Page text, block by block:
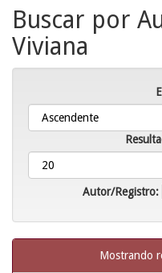
Buscar por
Viviana
Autor/Registro:
Mostrando